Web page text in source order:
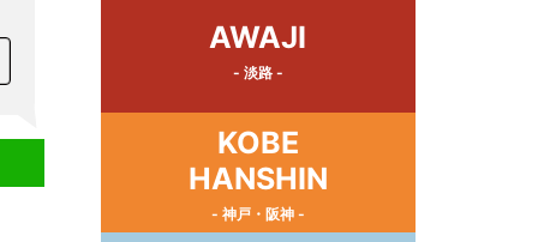
AWAJI
- 淡路 -
KOBE
HANSHIN
- 神戸・阪神 -